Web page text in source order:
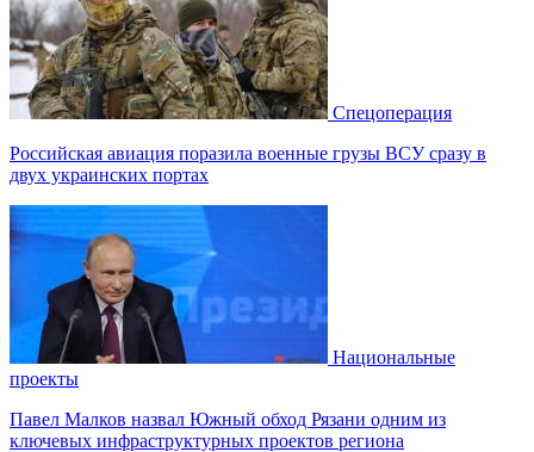
Спецоперация
Российская авиация поразила военные грузы ВСУ сразу в
двух украинских портах
Национальные
проекты
Павел Малков назвал Южный обход Рязани одним из
ключевых инфраструктурных проектов региона